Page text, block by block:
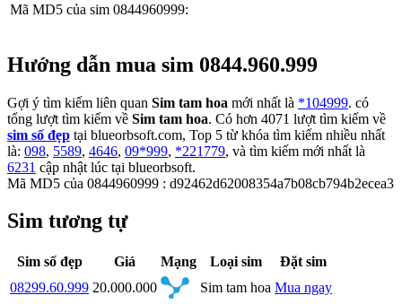
Mã MD5 của sim 0844960999:
Hướng dẫn mua sim 0844.960.999
Gợi ý tìm kiếm liên quan Sim tam hoa mới nhất là *104999. có
tổng lượt tìm kiếm về Sim tam hoa. Có hơn 4071 lượt tìm kiếm về
sim số đẹp tại blueorbsoft.com, Top 5 từ khóa tìm kiếm nhiều nhất
là: 098, 5589, 4646, 09*999, *221779, và tìm kiếm mới nhất là
6231 cập nhật lúc tại blueorbsoft.
Mã MD5 của 0844960999 : d92462d62008354a7b08cb794b2ecea3
Sim tương tự
Sim số đẹp Giá Mạng Loại sim
Đặt sim
08299.60.999 20.000.000 Sim tam hoa Mua ngay